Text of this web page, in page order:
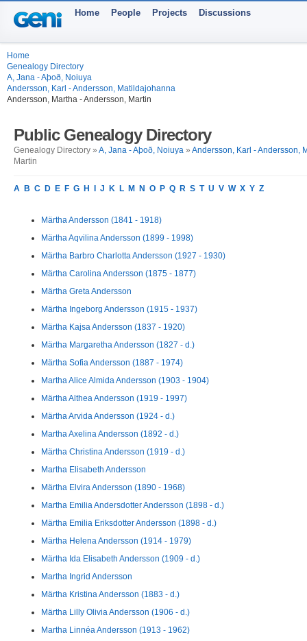
Home People Projects Discussions
Home
Genealogy Directory
A, Jana - Aþoð, Noiuya
Andersson, Karl - Andersson, Matildajohanna
Andersson, Martha - Andersson, Martin
Public Genealogy Directory
Genealogy Directory » A, Jana - Aþoð, Noiuya » Andersson, Karl - Andersson,
Martin
A B C D E F G H J K L M N O P Q R S T U V W X Y Z
Märtha Andersson (1841 - 1918)
Märtha Aqvilina Andersson (1899 - 1998)
Märtha Barbro Charlotta Andersson (1927 - 1930)
Märtha Carolina Andersson (1875 - 1877)
Märtha Greta Andersson
Märtha Ingeborg Andersson (1915 - 1937)
Märtha Kajsa Andersson (1837 - 1920)
Märtha Margaretha Andersson (1827 - d.)
Märtha Sofia Andersson (1887 - 1974)
Martha Alice Almida Andersson (1903 - 1904)
Märtha Althea Andersson (1919 - 1997)
Märtha Arvida Andersson (1924 - d.)
Martha Axelina Andersson (1892 - d.)
Märtha Christina Andersson (1919 - d.)
Martha Elisabeth Andersson
Märtha Elvira Andersson (1890 - 1968)
Martha Emilia Andersdotter Andersson (1898 - d.)
Märtha Emilia Eriksdotter Andersson (1898 - d.)
Märtha Helena Andersson (1914 - 1979)
Märtha Ida Elisabeth Andersson (1909 - d.)
Martha Ingrid Andersson
Märtha Kristina Andersson (1883 - d.)
Märtha Lilly Olivia Andersson (1906 - d.)
Martha Linnéa Andersson (1913 - 1962)